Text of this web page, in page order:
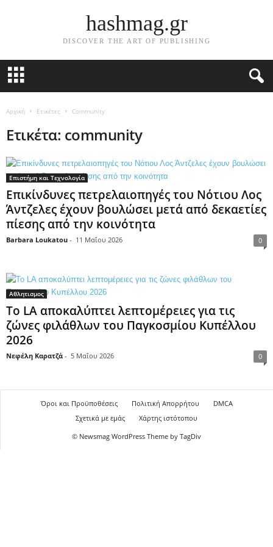
hashmag.gr
DISCOVER THE ART OF PUBLISHING
Αρχική Ετικέτες Community
Ετικέτα: community
Επιστήμη και Τεχνολογία
Επικίνδυνες πετρελαιοπηγές του Νότιου Λος
Άντζελες έχουν βουλώσει μετά από δεκαετίες
πίεσης από την κοινότητα
Barbara Loukatou - 11 Μαΐου 2026 0
Αθλητισμος
Το LA αποκαλύπτει λεπτομέρειες για τις
ζώνες φιλάθλων του Παγκοσμίου Κυπέλλου
2026
Νεφέλη Καρατζά - 5 Μαΐου 2026 0
Όροι και Προϋποθέσεις Πολιτική Απορρήτου
DMCA
Σχετικά με εμάς
Χάρτης ιστότοπου
© Newsmag WordPress Theme by TagDiv